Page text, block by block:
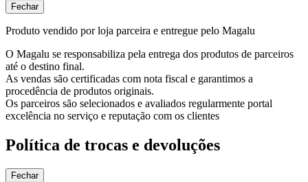
Fechar
Produto vendido por loja parceira e entregue pelo Magalu
O Magalu se responsabiliza pela entrega dos produtos de parceiros
até o destino final.
As vendas são certificadas com nota fiscal e garantimos a
procedência de produtos originais.
Os parceiros são selecionados e avaliados regularmente portal
excelência no serviço e reputação com os clientes
Política de trocas e devoluções
Fechar